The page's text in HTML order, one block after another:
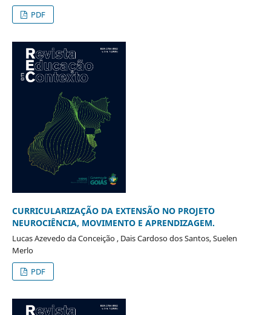
PDF
CURRICULARIZAÇÃO DA EXTENSÃO NO PROJETO
NEUROCIÊNCIA, MOVIMENTO E APRENDIZAGEM.
Lucas Azevedo da Conceição , Dais Cardoso dos Santos, Suelen
Merlo
PDF